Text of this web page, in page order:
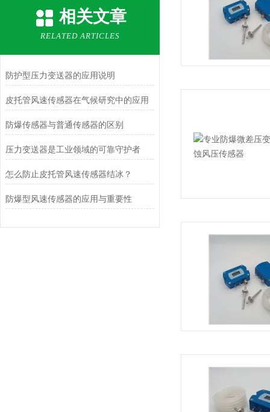
相关文章
RELATED ARTICLES
防护型压力变送器的应用说明
皮托管风速传感器在气候研究中的应用
防爆传感器与普通传感器的区别
压力变送器是工业领域的可靠守护者
怎么防止皮托管风速传感器结冰？
防爆型风速传感器的应用与重要性